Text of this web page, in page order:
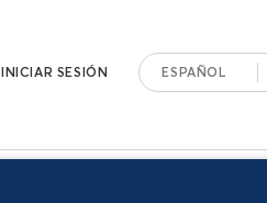
INICIAR SESIÓN ESPAÑOL